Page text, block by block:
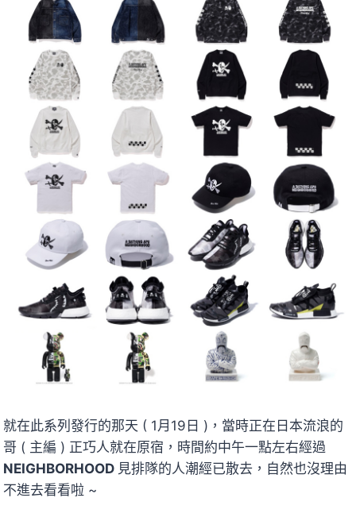
就在此系列發行的那天 ( 1月19日 )，當時正在日本流浪的
哥 ( 主編 ) 正巧人就在原宿，時間約中午一點左右經過
NEIGHBORHOOD 見排隊的人潮經已散去，自然也沒理由
不進去看看啦 ~